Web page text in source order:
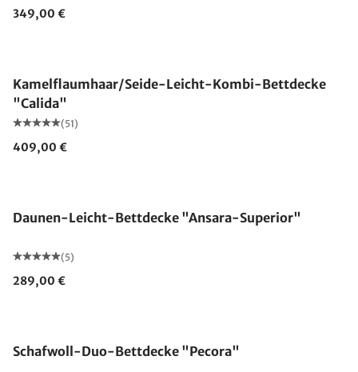
349,00 €
Kamelflaumhaar/Seide-Leicht-Kombi-Bettdecke
"Calida"
(51)
409,00 €
Daunen-Leicht-Bettdecke "Ansara-Superior"
(5)
289,00 €
Schafwoll-Duo-Bettdecke "Pecora"